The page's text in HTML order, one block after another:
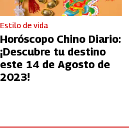
Estilo de vida
Horóscopo Chino Diario:
¡Descubre tu destino
este 14 de Agosto de
2023!